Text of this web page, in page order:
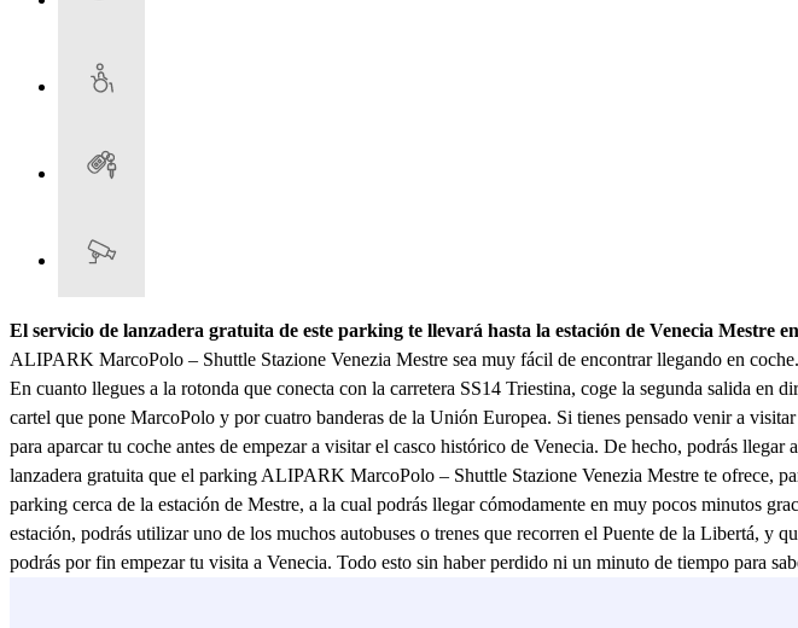
El servicio de lanzadera gratuita de este parking te llevará hasta la estación de Venecia Mestre
ALIPARK MarcoPolo – Shuttle Stazione Venezia Mestre sea muy fácil de encontrar llegando en
En cuanto llegues a la rotonda que conecta con la carretera SS14 Triestina, coge la segunda salida
cartel que pone MarcoPolo y por cuatro banderas de la Unión Europea. Si tienes pensado venir a
para aparcar tu coche antes de empezar a visitar el casco histórico de Venecia. De hecho, podrás
lanzadera gratuita que el parking ALIPARK MarcoPolo – Shuttle Stazione Venezia Mestre te ofrece,
parking cerca de la estación de Mestre, a la cual podrás llegar cómodamente en muy pocos minutos
estación, podrás utilizar uno de los muchos autobuses o trenes que recorren el Puente de la Libertá, y
podrás por fin empezar tu visita a Venecia. Todo esto sin haber perdido ni un minuto de tiempo para